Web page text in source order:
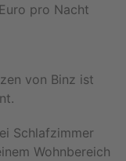
Euro pro Nacht
von Binz ist
Schlafzimmer
Wohnbereich